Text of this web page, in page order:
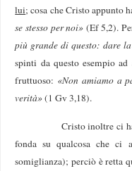
lui; cosa che Cristo appunto
se stesso per noi» (Ef 5,2).
più grande di questo: dare
spinti da questo esempio
fruttuoso: «Non amiamo a
verità» (1 Gv 3,18).
Cristo inoltre ci ha
fonda su qualcosa che ci
somiglianza); perciò è retta